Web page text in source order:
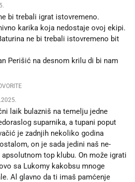
bi trebali igrat istovremeno.
karika koja nedostaje ovoj ekipi.
ne bi trebali istovremeno bit
Perišić na desnom krilu di bi nam
laik bulazniš na temelju jedne
suparnika, a tupani poput
je zadnjih nekoliko godina
on je sada jedini naš ne-
top klubu. On može igrati
sa Lukomy kakobsu mnoge
Al glavno da ti imaš pamćenje